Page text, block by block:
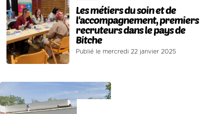
Les métiers du soin et de
l'accompagnement, premiers
recruteurs dans le pays de
Bitche
Publié le mercredi 22 janvier 2025